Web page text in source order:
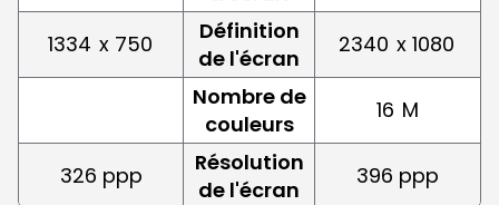
1334 x 750
Définition
de l'écran
2340 x 1080
Nombre de
couleurs
16 M
326 ppp
Résolution
de l'écran
396 ppp